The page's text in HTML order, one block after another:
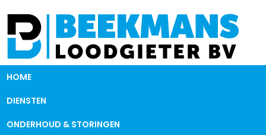
HOME
DIENSTEN
ONDERHOUD & STORINGEN